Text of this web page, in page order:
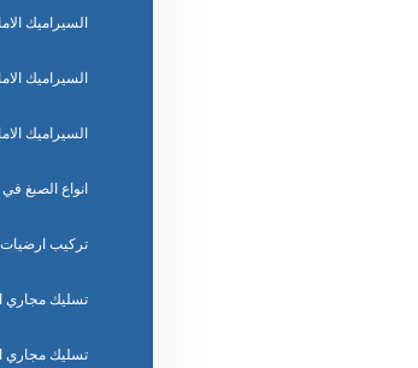
السيراميك
السيراميك
السيراميك
انواع الصبغ في
تركيب
تسليك مجاري
تسليك